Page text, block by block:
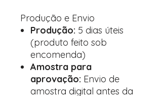
Produção e Envio
Produção: 5 dias úteis
(produto feito sob
encomenda)
Amostra para
aprovação: Envio de
amostra digital antes da